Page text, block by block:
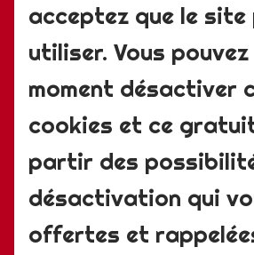
acceptez que le site
utiliser. Vous
moment désactiver
cookies et ce
partir des
désactivation qui
offertes et